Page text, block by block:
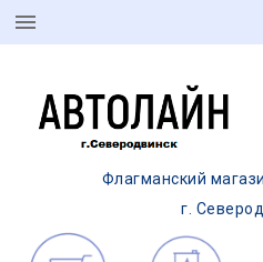
Флагманский
г.